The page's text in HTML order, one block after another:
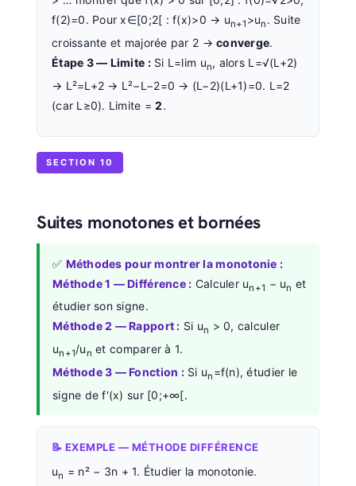
f(2)=0. Pour x∈[0;2[ : f(x)>0 → un+1 >un . Suite
croissante et majorée par 2 →converge.
Étape 3 — Limite :Si L=lim un, alors L=√(L+2)
→ L²=L+2 → L²−L−2=0 → (L−2)(L+1)=0. L=2
(car L≥0). Limite =2.
SECTION 10
Suites monotones et bornées
✅ Méthodes pour montrer la monotonie :
Méthode 1 — Différence : Calculer un+1 − un et
étudier son signe.
Méthode 2 — Rapport : Si un > 0, calculer
un+1/un et comparer à 1.
Méthode 3 — Fonction :Si un =f(n), étudier le
signe de f'(x) sur [0;+∞[.
📝 EXEMPLE — MÉTHODE DIFFÉRENCE
un = n² − 3n + 1. Étudier la monotonie.